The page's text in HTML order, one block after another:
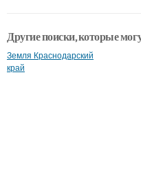
Другие поиски, которые
Земля Краснодарский
край